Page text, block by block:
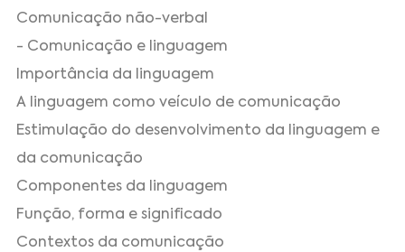
Comunicação não-verbal
- Comunicação e linguagem
Importância da linguagem
A linguagem como veículo de comunicação
Estimulação do desenvolvimento da linguagem e
da comunicação
Componentes da linguagem
Função, forma e significado
Contextos da comunicação